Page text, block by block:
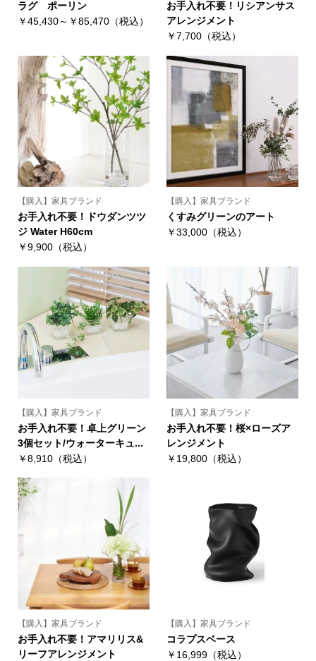
ラグ ポーリン
￥45,430～￥85,470（税込）
お手入れ不要！リシアンサス
アレンジメント
￥7,700（税込）
【購入】家具ブランド
お手入れ不要！ドウダンツツ
ジ Water H60cm
￥9,900（税込）
【購入】家具ブランド
くすみグリーンのアート
￥33,000（税込）
【購入】家具ブランド
お手入れ不要！卓上グリーン
3個セット/ウォーターキュ...
￥8,910（税込）
【購入】家具ブランド
お手入れ不要！桜×ローズア
レンジメント
￥19,800（税込）
【購入】家具ブランド
お手入れ不要！アマリリス&
リーフアレンジメント
【購入】家具ブランド
コラプスベース
￥16,999（税込）